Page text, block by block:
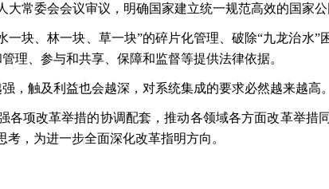
大常委会会议审议，明确国家建立统一规范高效的国家公
一块、林一块、草一块”的碎片化管理、破除“九龙治水
理、参与和共享、保障和监督等提供法律依据。
，触及利益也会越深，对系统集成的要求必然越来越高。
各项改革举措的协调配套，推动各领域各方面改革举措
，为进一步全面深化改革指明方向。